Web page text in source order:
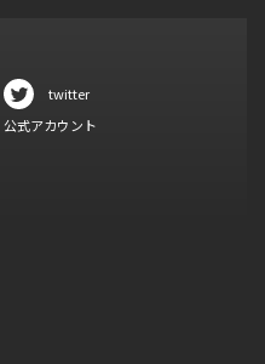
twitter
公式アカウント